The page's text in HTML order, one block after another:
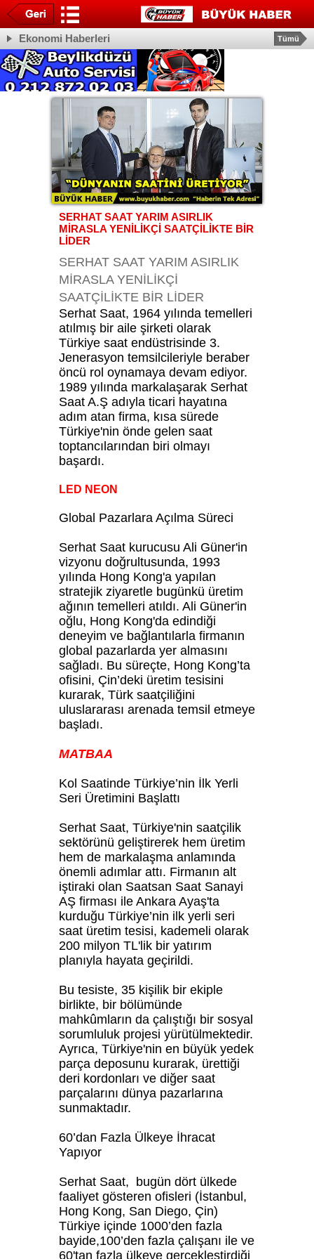
Ekonomi Haberleri Tümü
SERHAT SAAT YARIM ASIRLIK
MİRASLA YENİLİKÇİ SAATÇİLİKTE BİR
LİDER
SERHAT SAAT YARIM ASIRLIK
MİRASLA YENİLİKÇİ
SAATÇİLİKTE BİR LİDER
Serhat Saat, 1964 yılında temelleri
atılmış bir aile şirketi olarak
Türkiye saat endüstrisinde 3.
Jenerasyon temsilcileriyle beraber
öncü rol oynamaya devam ediyor.
1989 yılında markalaşarak Serhat
Saat A.Ş adıyla ticari hayatına
adım atan firma, kısa sürede
Türkiye'nin önde gelen saat
toptancılarından biri olmayı
başardı.
LED NEON
Global Pazarlara Açılma Süreci
Serhat Saat kurucusu Ali Güner'in
vizyonu doğrultusunda, 1993
yılında Hong Kong'a yapılan
stratejik ziyaretle bugünkü üretim
ağının temelleri atıldı. Ali Güner'in
oğlu, Hong Kong'da edindiği
deneyim ve bağlantılarla firmanın
global pazarlarda yer almasını
sağladı. Bu süreçte, Hong Kong’ta
ofisini, Çin’deki üretim tesisini
kurarak, Türk saatçiliğini
uluslararası arenada temsil etmeye
başladı.
MATBAA
Kol Saatinde Türkiye’nin İlk Yerli
Seri Üretimini Başlattı
Serhat Saat, Türkiye'nin saatçilik
sektörünü geliştirerek hem üretim
hem de markalaşma anlamında
önemli adımlar attı. Firmanın alt
iştiraki olan Saatsan Saat Sanayi
AŞ firması ile Ankara Ayaş'ta
kurduğu Türkiye’nin ilk yerli seri
saat üretim tesisi, kademeli olarak
200 milyon TL'lik bir yatırım
planıyla hayata geçirildi.
Bu tesiste, 35 kişilik bir ekiple
birlikte, bir bölümünde
mahkûmların da çalıştığı bir sosyal
sorumluluk projesi yürütülmektedir.
Ayrıca, Türkiye'nin en büyük yedek
parça deposunu kurarak, ürettiği
deri kordonları ve diğer saat
parçalarını dünya pazarlarına
sunmaktadır.
60’dan Fazla Ülkeye İhracat
Yapıyor
Serhat Saat, bugün dört ülkede
faaliyet gösteren ofisleri (İstanbul,
Hong Kong, San Diego, Çin)
Türkiye içinde 1000’den fazla
bayide,100’den fazla çalışanı ile ve
60'tan fazla ülkeye gerçekleştirdiği